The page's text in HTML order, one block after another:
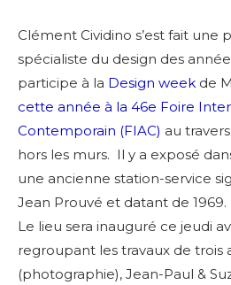
Clément Cividino s’est fait une
spécialiste du design des
participe à la Design week de
cette année à la 46e Foire
Contemporain (FIAC) au
hors les murs. Il y a exposé
une ancienne station-service
Jean Prouvé et datant de 1969.
Le lieu sera inauguré ce jeudi
regroupant les travaux de trois
(photographie), Jean-Paul &